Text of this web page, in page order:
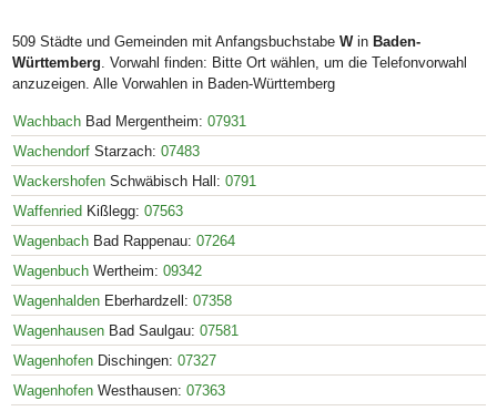
509 Städte und Gemeinden mit Anfangsbuchstabe W in Baden-
Württemberg. Vorwahl finden: Bitte Ort wählen, um die Telefonvorwahl
anzuzeigen. Alle Vorwahlen in Baden-Württemberg
Wachbach Bad Mergentheim: 07931
Wachendorf Starzach: 07483
Wackershofen Schwäbisch Hall: 0791
Waffenried Kißlegg: 07563
Wagenbach Bad Rappenau: 07264
Wagenbuch Wertheim: 09342
Wagenhalden Eberhardzell: 07358
Wagenhausen Bad Saulgau: 07581
Wagenhofen Dischingen: 07327
Wagenhofen Westhausen: 07363